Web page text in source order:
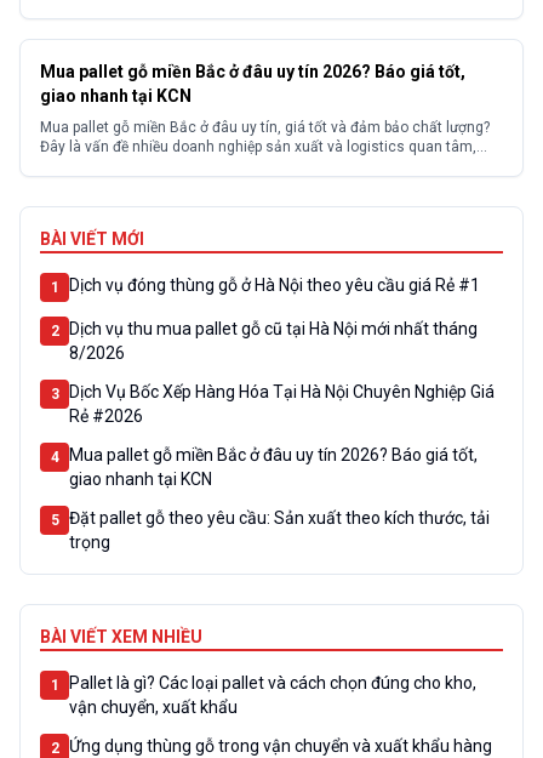
Mua pallet gỗ miền Bắc ở đâu uy tín 2026? Báo giá tốt,
giao nhanh tại KCN
Mua pallet gỗ miền Bắc ở đâu uy tín, giá tốt và đảm bảo chất lượng?
Đây là vấn đề nhiều doanh nghiệp sản xuất và logistics quan tâm,
BÀI VIẾT MỚI
1 Dịch vụ đóng thùng gỗ ở Hà Nội theo yêu cầu giá Rẻ #1
2
Dịch vụ thu mua pallet gỗ cũ tại Hà Nội mới nhất tháng
8/2026
3
Dịch Vụ Bốc Xếp Hàng Hóa Tại Hà Nội Chuyên Nghiệp Giá
Rẻ #2026
4
Mua pallet gỗ miền Bắc ở đâu uy tín 2026? Báo giá tốt,
giao nhanh tại KCN
5
Đặt pallet gỗ theo yêu cầu: Sản xuất theo kích thước, tải
trọng
BÀI VIẾT XEM NHIỀU
1
Pallet là gì? Các loại pallet và cách chọn đúng cho kho,
vận chuyển, xuất khẩu
2
Ứng dụng thùng gỗ trong vận chuyển và xuất khẩu hàng